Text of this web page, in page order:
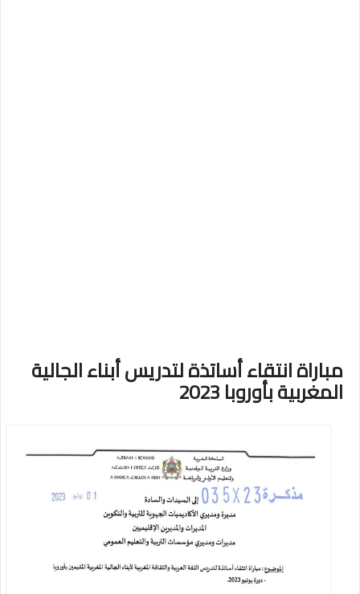
مباراة انتقاء أساتذة لتدريس أبناء الجالية
المغربية بأوروبا 2023